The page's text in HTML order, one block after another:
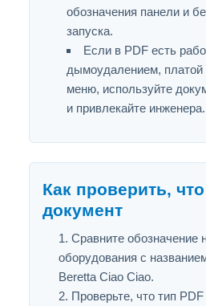
обозначения панели и
запуска.
Если в PDF есть
дымоудалением,
меню, используйте
и привлекайте инженера.
Как проверить,
документ
Сравните обозначение
оборудования с
Beretta Ciao Ciao.
Проверьте, что тип PDF